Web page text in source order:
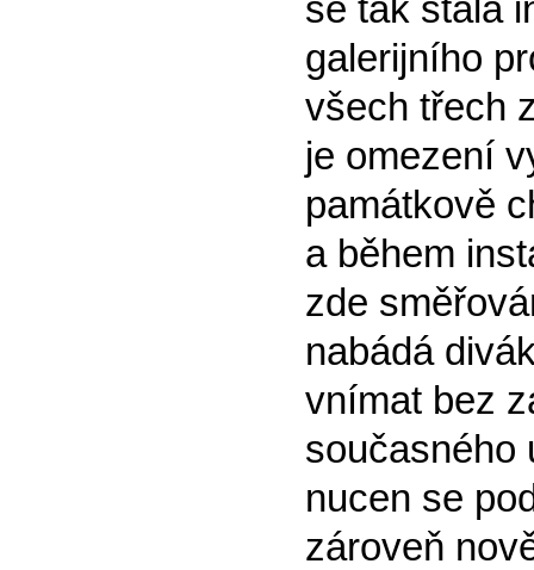
se tak stala
galerijního
všech třech
je omezení
památkově
a během
zde
nabádá
vnímat bez
nucen se
zároveň